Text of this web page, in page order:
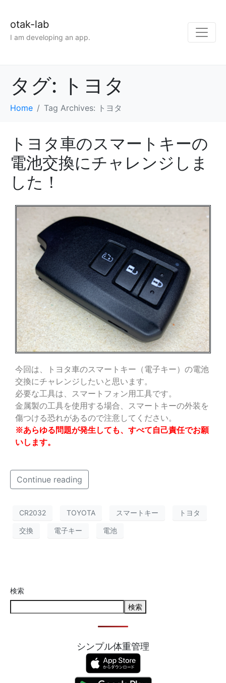
otak-lab
I am developing an app.
タグ: トヨタ
Home Tag Archives: トヨタ
トヨタ車のスマートキーの
電池交換にチャレンジしま
した！
今回は、トヨタ車のスマートキー（電子キー）の電池
交換にチャレンジしたいと思います。
必要な工具は、スマートフォン用工具です。
金属製の工具を使用する場合、スマートキーの外装を
傷つける恐れがあるので注意してください。
※あらゆる問題が発生しても、すべて自己責任でお願
いします。
Continue reading
CR2032 TOYOTA スマートキー トヨタ
交換 電子キー 電池
検索
検索
シンプル体重管理